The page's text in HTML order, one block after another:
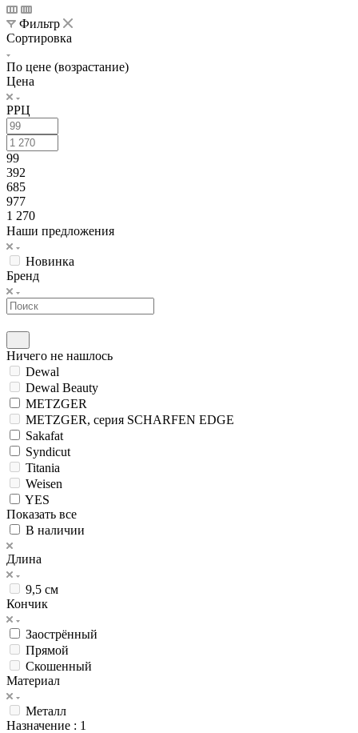
Фильтр
Сортировка
По цене (возрастание)
Цена
РРЦ
99
392
685
977
1 270
Наши предложения
Новинка
Бренд
Ничего не нашлось
Dewal
Dewal Beauty
METZGER
METZGER, серия SCHARFEN EDGE
Sakafat
Syndicut
Titania
Weisen
YES
Показать все
В наличии
Длина
9,5 см
Кончик
Заострённый
Прямой
Скошенный
Материал
Металл
Назначение : 1